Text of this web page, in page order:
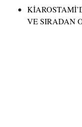
VE SIRADAN